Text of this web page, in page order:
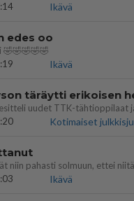
Ikävä
edes oo
🤣🤣🤣🤣🤣
Ikävä
Kotimaiset
Ikävä